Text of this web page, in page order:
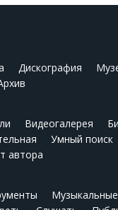
Дискография
Видеогалерея
Умный поиск
автора